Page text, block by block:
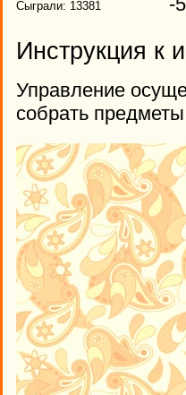
Сыграли: 13381
Инструкция к
Управление
собрать предметы